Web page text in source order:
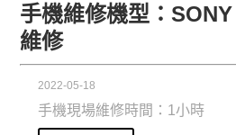
手機維修機型：
維修
2022-05-18
手機現場維修時間：1小時